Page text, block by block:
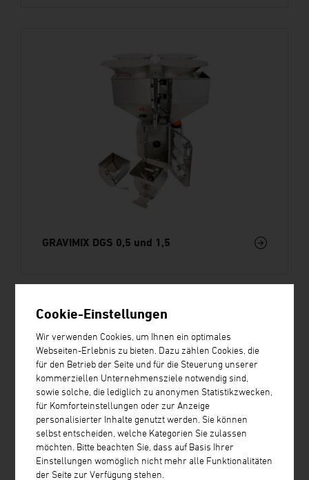
GRAVIMIX DGS 0,5 und 1,5
Cookie-Einstellungen
Wir verwenden Cookies, um Ihnen ein optimales
Webseiten-Erlebnis zu bieten. Dazu zählen Cookies, die
für den Betrieb der Seite und für die Steuerung unserer
kommerziellen Unternehmensziele notwendig sind,
sowie solche, die lediglich zu anonymen Statistikzwecken,
für Komforteinstellungen oder zur Anzeige
personalisierter Inhalte genutzt werden. Sie können
selbst entscheiden, welche Kategorien Sie zulassen
möchten. Bitte beachten Sie, dass auf Basis Ihrer
Einstellungen womöglich nicht mehr alle Funktionalitäten
der Seite zur Verfügung stehen.